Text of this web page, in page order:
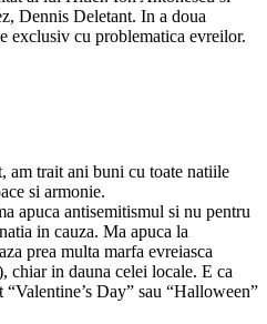
Dennis Deletant. In a doua
exclusiv cu problematica evreilor.
am trait ani buni cu toate natiile
si armonie.
apuca antisemitismul si nu pentru
in cauza. Ma apuca la
prea multa marfa evreiasca
chiar in dauna celei locale. E ca
Day” sau “Halloween”